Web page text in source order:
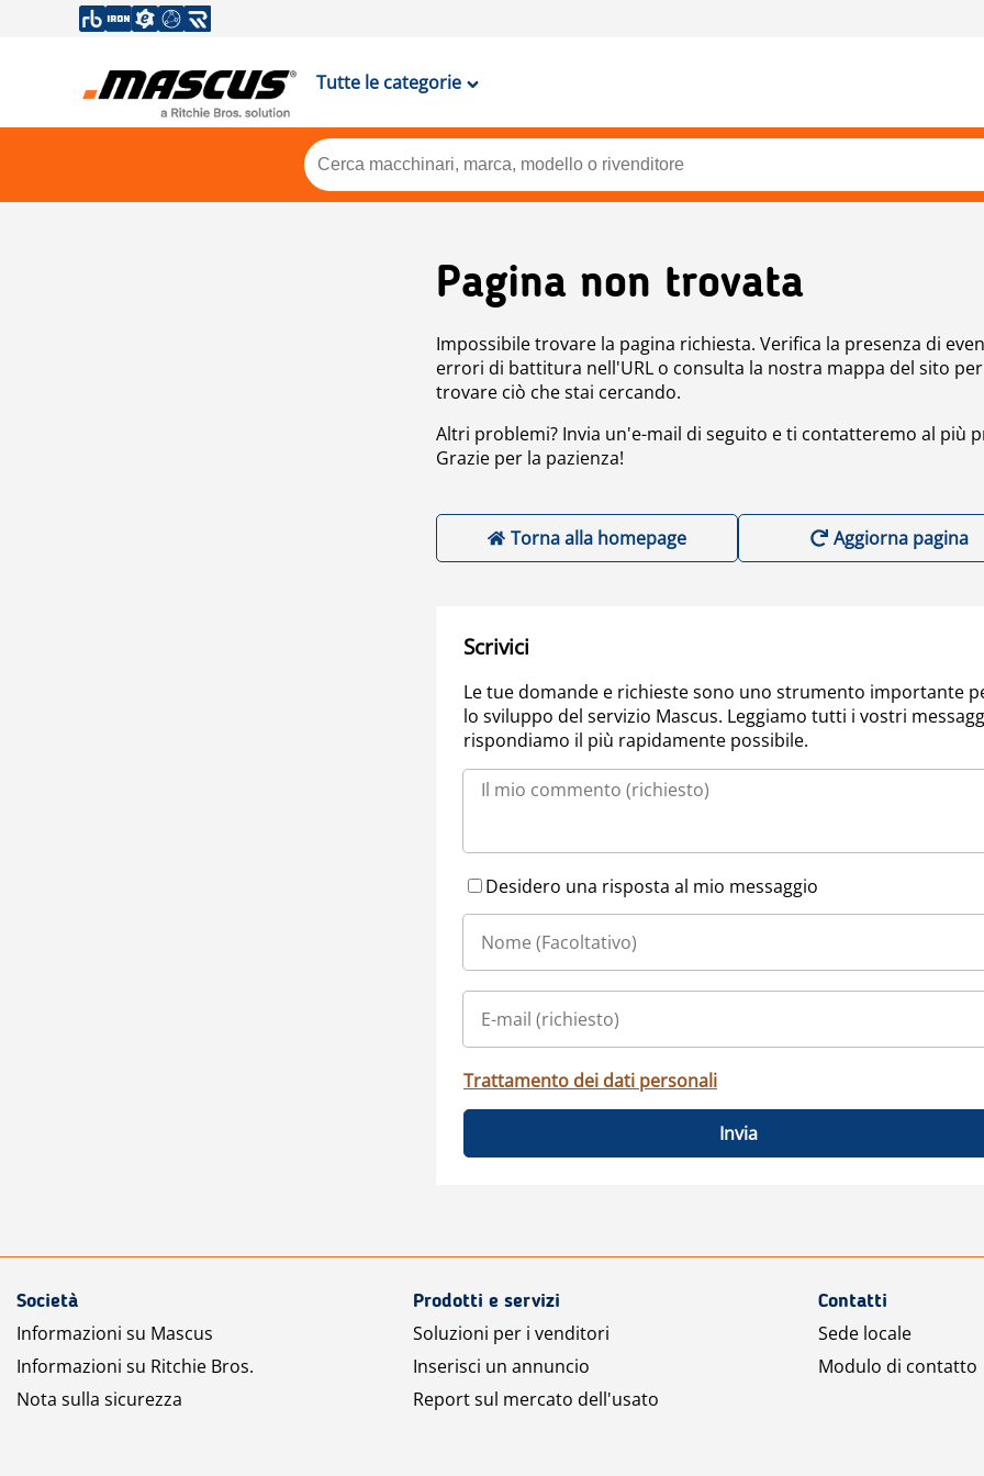
Tutte le categorie
Pagina non trovata
Impossibile trovare la pagina richiesta. Verifica la presenza di
errori di battitura nell'URL o consulta la nostra mappa del sito per
trovare ciò che stai cercando.
Altri problemi? Invia un'e-mail di seguito e ti contatteremo al più
Grazie per la pazienza!
Torna alla homepage Aggiorna pagina
Scrivici
Le tue domande e richieste sono uno strumento importante
lo sviluppo del servizio Mascus. Leggiamo tutti i vostri
rispondiamo il più rapidamente possibile.
Desidero una risposta al mio messaggio
Trattamento dei dati personali
Invia
Società
Informazioni su Mascus
Informazioni su Ritchie Bros.
Nota sulla sicurezza
Prodotti e servizi
Soluzioni per i venditori
Inserisci un annuncio
Report sul mercato dell'usato
Contatti
Sede locale
Modulo di contatto